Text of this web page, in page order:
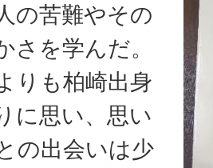
の苦難やその
さを学んだ。
りも柏崎出身
に思い、思い
の出会いは少